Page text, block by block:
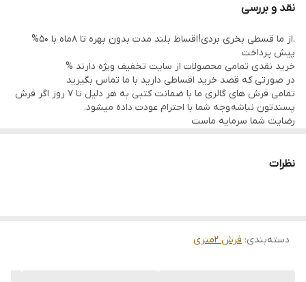
نقد و بررسی
.از ما قسطی بخری بردی! اقساط بلند مدت بدون بهره تا 8ماه با 50%
پیش پرداخت
خرید نقدی تمامی محصولات از سایت تخفیف ویژه دارند %
در صورتی که قصد خرید اقساطی دارید با ما تماس بگیرید
تمامی فرش های گالری ما با ضمانت کتبی به هر دلیل تا 7 روز اگر فرش
پسندتون نباشه وجه شما با احترام عودت داده میشود.
رضایت شما سرمایه ماست
از فلسطین اشعالی) پذیرفته میشود
نظرات
دسته‌بندی: فرش 2متری